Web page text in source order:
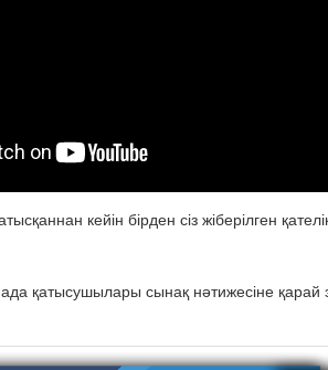
кейін бірден сіз жіберілген
қатысушылары сынақ нәтижесіне